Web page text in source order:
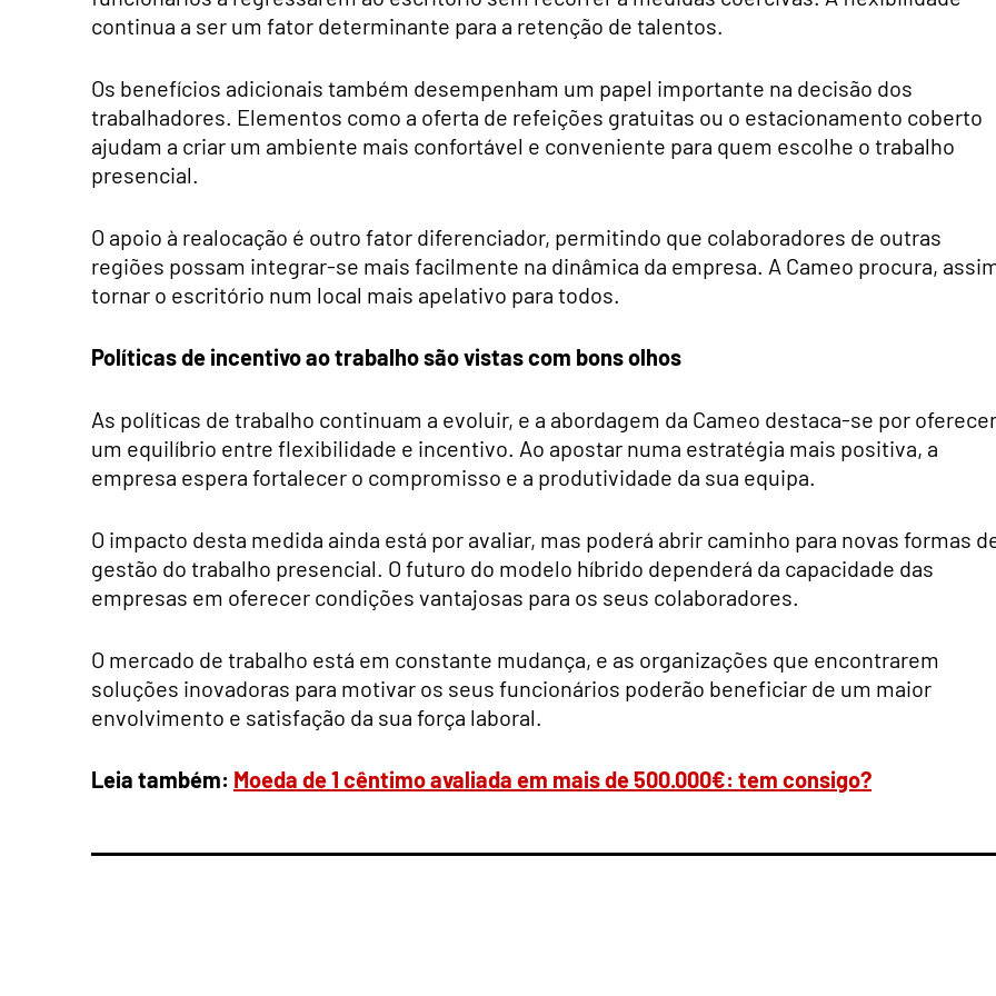
continua a ser um fator determinante para a retenção de talentos.
Os benefícios adicionais também desempenham um papel importante na decisão dos
trabalhadores. Elementos como a oferta de refeições gratuitas ou o estacionamento coberto
ajudam a criar um ambiente mais confortável e conveniente para quem escolhe o trabalho
presencial.
O apoio à realocação é outro fator diferenciador, permitindo que colaboradores de outras
regiões possam integrar-se mais facilmente na dinâmica da empresa. A Cameo procura,
tornar o escritório num local mais apelativo para todos.
Políticas de incentivo ao trabalho são vistas com bons olhos
As políticas de trabalho continuam a evoluir, e a abordagem da Cameo destaca-se por oferecer
um equilíbrio entre flexibilidade e incentivo. Ao apostar numa estratégia mais positiva, a
empresa espera fortalecer o compromisso e a produtividade da sua equipa.
O impacto desta medida ainda está por avaliar, mas poderá abrir caminho para novas formas
gestão do trabalho presencial. O futuro do modelo híbrido dependerá da capacidade das
empresas em oferecer condições vantajosas para os seus colaboradores.
O mercado de trabalho está em constante mudança, e as organizações que encontrarem
soluções inovadoras para motivar os seus funcionários poderão beneficiar de um maior
envolvimento e satisfação da sua força laboral.
Leia também: Moeda de 1 cêntimo avaliada em mais de 500.000€: tem consigo?